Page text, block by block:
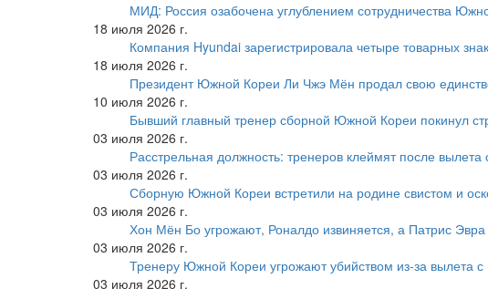
МИД: Россия озабочена углублением сотрудничества
18 июля 2026 г.
Компания Hyundai зарегистрировала четыре товарных
18 июля 2026 г.
Президент Южной Кореи Ли Чжэ Мён продал свою
10 июля 2026 г.
Бывший главный тренер сборной Южной Кореи покинул
03 июля 2026 г.
Расстрельная должность: тренеров клеймят после
03 июля 2026 г.
Сборную Южной Кореи встретили на родине свистом и
03 июля 2026 г.
Хон Мён Бо угрожают, Роналдо извиняется, а Патрис
03 июля 2026 г.
Тренеру Южной Кореи угрожают убийством из-за вылета
03 июля 2026 г.